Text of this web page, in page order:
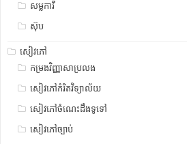
សម្លការី
ស៊ុប
សៀវភៅ
កម្រងវិញ្ញាសាប្រលង
សៀវភៅកំរិតវិទ្យាល័យ
សៀវភៅចំណេះដឹងទូទៅ
សៀវភៅច្បាប់